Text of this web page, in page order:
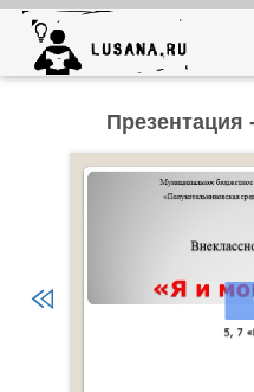
Презентация